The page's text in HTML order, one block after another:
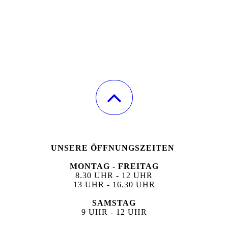
UNSERE ÖFFNUNGSZEITEN
MONTAG - FREITAG
8.30 UHR - 12 UHR
13 UHR - 16.30 UHR
SAMSTAG
9 UHR - 12 UHR